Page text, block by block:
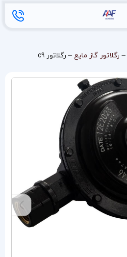
– رگلاتور گاز مایع – رگلاتور c9